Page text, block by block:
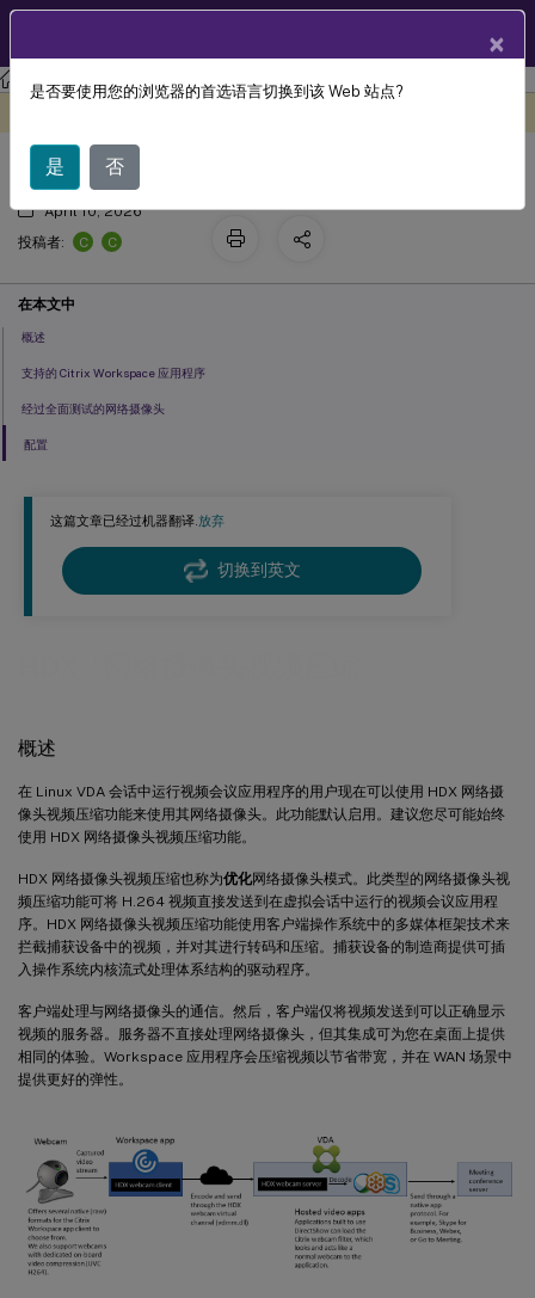
Linux 虚拟投递代理 Linux Virtual Delivery Agent 2411
这篇文章已经过机器翻译.放弃
切换到英文
概述
在 Linux VDA 会话中运行视频会议应用程序的用户现在可以使用 HDX 网络摄
像头视频压缩功能来使用其网络摄像头。此功能默认启用。建议您尽可能始终
使用 HDX 网络摄像头视频压缩功能。
HDX 网络摄像头视频压缩也称为优化网络摄像头模式。此类型的网络摄像头视
频压缩功能可将 H.264 视频直接发送到在虚拟会话中运行的视频会议应用程
序。HDX 网络摄像头视频压缩功能使用客户端操作系统中的多媒体框架技术来
拦截捕获设备中的视频，并对其进行转码和压缩。捕获设备的制造商提供可插
入操作系统内核流式处理体系结构的驱动程序。
客户端处理与网络摄像头的通信。然后，客户端仅将视频发送到可以正确显示
视频的服务器。服务器不直接处理网络摄像头，但其集成可为您在桌面上提供
相同的体验。Workspace 应用程序会压缩视频以节省带宽，并在 WAN 场景中
提供更好的弹性。
HDX ™网络摄像头视频压缩
April 10, 2026
投稿者:
C C
在本文中
概述
支持的 Citrix Workspace 应用程序
经过全面测试的网络摄像头
配置
×
是否要使用您的浏览器的首选语言切换到该 Web 站点?
是 否